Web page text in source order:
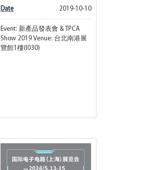
Date 2019-10-10
Event: 新產品發表會 & TPCA
Show 2019 Venue: 台北南港展
覽館1樓(I030)